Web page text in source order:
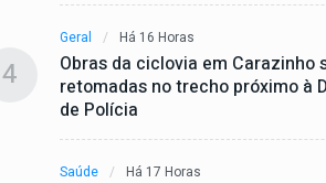
4
Geral Há 16 Horas
Obras da ciclovia em Carazinho
retomadas no trecho próximo à
de Polícia
Saúde Há 17 Horas